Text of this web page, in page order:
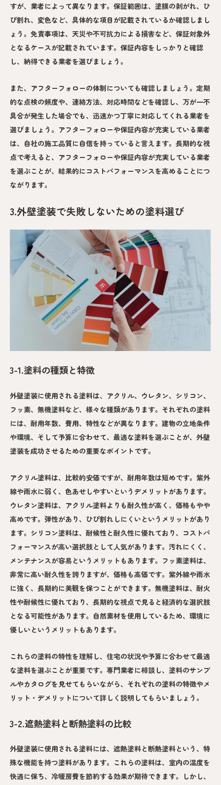
すが、業者によって異なります。保証範囲は、塗膜の剥がれ、ひ
び割れ、変色など、具体的な項目が記載されているか確認しまし
ょう。免責事項は、天災や不可抗力による損害など、保証対象外
となるケースが記載されています。保証内容をしっかりと確認
し、納得できる業者を選びましょう。
また、アフターフォローの体制についても確認しましょう。定期
的な点検の頻度や、連絡方法、対応時間などを確認し、万が一不
具合が発生した場合でも、迅速かつ丁寧に対応してくれる業者を
選びましょう。アフターフォローや保証内容が充実している業者
は、自社の施工品質に自信を持っていると言えます。長期的な視
点で考えると、アフターフォローや保証内容が充実している業者
を選ぶことが、結果的にコストパフォーマンスを高めることにつ
ながります。
3.外壁塗装で失敗しないための塗料選び
3-1.塗料の種類と特徴
外壁塗装に使用される塗料は、アクリル、ウレタン、シリコン、
フッ素、無機塗料など、様々な種類があります。それぞれの塗料
には、耐用年数、費用、特性などが異なります。建物の立地条件
や環境、そして予算に合わせて、最適な塗料を選ぶことが、外壁
塗装を成功させるための重要なポイントです。
アクリル塗料は、比較的安価ですが、耐用年数は短めです。紫外
線や雨水に弱く、色あせしやすいというデメリットがあります。
ウレタン塗料は、アクリル塗料よりも耐久性が高く、価格もやや
高めです。弾性があり、ひび割れしにくいというメリットがあり
ます。シリコン塗料は、耐候性と耐久性に優れており、コストパ
フォーマンスが高い選択肢として人気があります。汚れにくく、
メンテナンスが容易というメリットもあります。フッ素塗料は、
非常に高い耐久性を誇りますが、価格も高価です。紫外線や雨水
に強く、長期的に美観を保つことができます。無機塗料は、耐火
性や耐候性に優れており、長期的な視点で見ると経済的な選択肢
となる可能性があります。自然素材を使用しているため、環境に
優しいというメリットもあります。
これらの塗料の特性を理解し、住宅の状況や予算に合わせて最適
な塗料を選ぶことが重要です。専門業者に相談し、塗料のサンプ
ルやカタログを見せてもらいながら、それぞれの塗料の特徴やメ
リット・デメリットについて詳しく説明してもらいましょう。
3-2.遮熱塗料と断熱塗料の比較
外壁塗装に使用される塗料には、遮熱塗料と断熱塗料という、特
殊な機能を持つ塗料があります。これらの塗料は、室内の温度を
快適に保ち、冷暖房費を節約する効果が期待できます。しかし、